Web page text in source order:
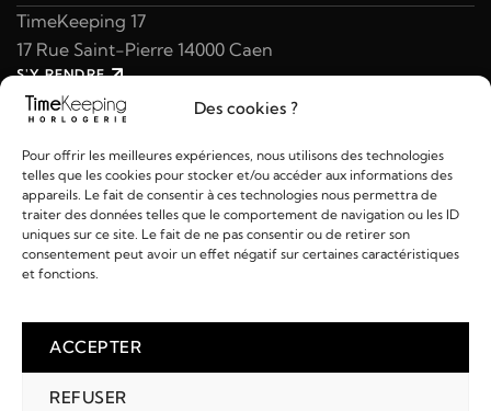
Des cookies ?
Pour offrir les meilleures expériences, nous utilisons des technologies
telles que les cookies pour stocker et/ou accéder aux informations des
appareils. Le fait de consentir à ces technologies nous permettra de
traiter des données telles que le comportement de navigation ou les ID
uniques sur ce site. Le fait de ne pas consentir ou de retirer son
consentement peut avoir un effet négatif sur certaines caractéristiques
et fonctions.
ACCEPTER
REFUSER
TimeKeeping 17
17 Rue Saint-Pierre 14000 Caen
S'Y RENDRE
02 31 47 49 97
contact@timekeeping.fr
Liens utiles
2026 © TIMEKEEPING - Réalisé par